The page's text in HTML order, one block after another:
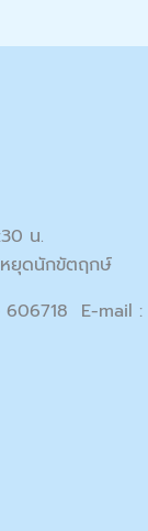
น.
หยุดนักขัตฤกษ์
E-mail :